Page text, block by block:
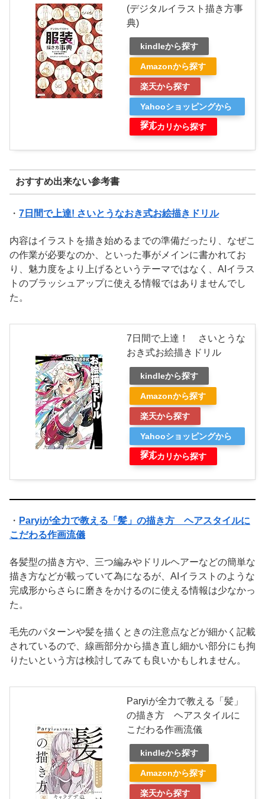
(デジタルイラスト描き方事
典)
kindleから探す
Amazonから探す
楽天から探す
Yahooショッピングから
探す
メルカリから探す
おすすめ出来ない参考書
・ 7日間で上達! さいとうなおき式お絵描きドリル
内容はイラストを描き始めるまでの準備だったり、なぜこ
の作業が必要なのか、といった事がメインに書かれてお
り、魅力度をより上げるというテーマではなく、AIイラス
トのブラッシュアップに使える情報ではありませんでし
た。
7日間で上達！ さいとうな
おき式お絵描きドリル
kindleから探す
Amazonから探す
楽天から探す
Yahooショッピングから
探す
メルカリから探す
・ Paryiが全力で教える「髪」の描き方 ヘアスタイルに
こだわる作画流儀
各髪型の描き方や、三つ編みやドリルヘアーなどの簡単な
描き方などが載っていて為になるが、AIイラストのような
完成形からさらに磨きをかけるのに使える情報は少なかっ
た。
毛先のパターンや髪を描くときの注意点などが細かく記載
されているので、線画部分から描き直し細かい部分にも拘
りたいという方は検討してみても良いかもしれません。
Paryiが全力で教える「髪」
の描き方 ヘアスタイルに
こだわる作画流儀
kindleから探す
Amazonから探す
楽天から探す